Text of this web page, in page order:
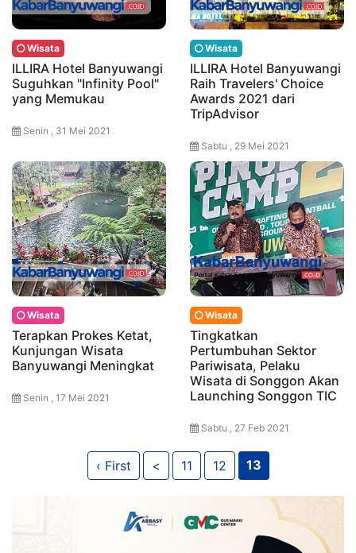
Wisata
ILLIRA Hotel Banyuwangi
Suguhkan "Infinity Pool"
yang Memukau
Senin , 31 Mei 2021
Wisata
ILLIRA Hotel Banyuwangi
Raih Travelers' Choice
Awards 2021 dari
TripAdvisor
Sabtu , 29 Mei 2021
Wisata
Terapkan Prokes Ketat,
Kunjungan Wisata
Banyuwangi Meningkat
Senin , 17 Mei 2021
Wisata
Tingkatkan
Pertumbuhan Sektor
Pariwisata, Pelaku
Wisata di Songgon Akan
Launching Songgon TIC
Sabtu , 27 Feb 2021
‹ First < 11 12 13